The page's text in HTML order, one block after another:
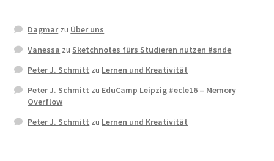
Dagmarzu Über uns
Vanessa zu Sketchnotes fürs Studieren nutzen #snde
Peter J. Schmitt zu Lernen und Kreativität
Peter J. Schmitt zu EduCamp Leipzig #ecle16 – Memory
Overflow
Peter J. Schmitt zu Lernen und Kreativität